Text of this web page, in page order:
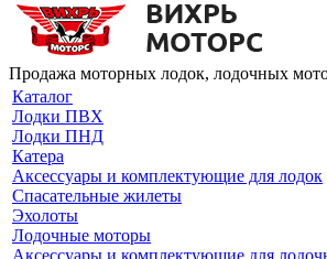
Продажа моторных лодок, лодочных
Каталог
Лодки ПВХ
Лодки ПНД
Катера
Аксессуары и комплектующие для лодок
Спасательные жилеты
Эхолоты
Лодочные моторы
Аксессуары и комплектующие для